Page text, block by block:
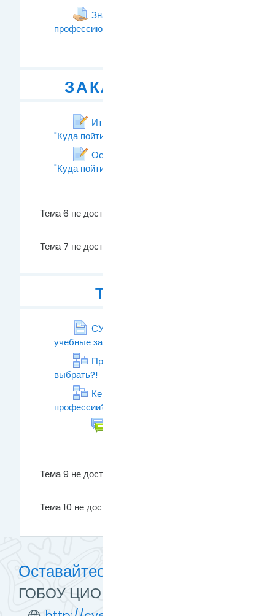
Знаешь ли ты свою будущую
профессию?Задание
ЗАКЛЮЧЕНИЕ
Итоговая работа №1 по курсу
"Куда пойти учиться?"
Оставь свой ОТЗЫВ о курсе
"Куда пойти учиться"
Тема 6 не доступен
Тема 7 не доступен
ТЕМА 8
СУЗы - средне-специальные
учебные заведения
Профессии - какую
выбрать?!
Лекция
Кем быть или какие бывают
профессии? Классификации
Тема 9 не доступен
Тема 10 не доступен
Оставайтесь на связи
ГОБОУ ЦИО Великий Новгород